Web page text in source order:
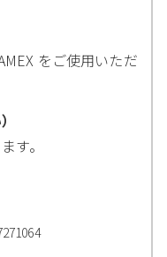
をご使用いただ
す。